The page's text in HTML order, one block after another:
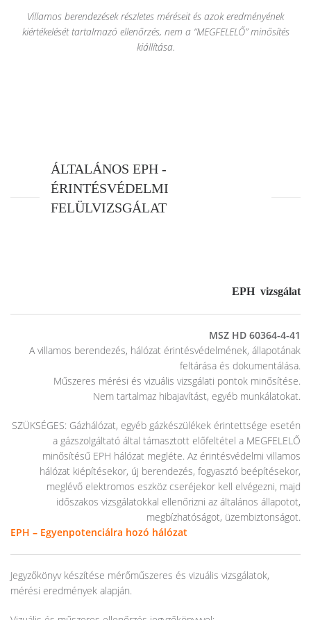
Villamos berendezések részletes méréseit és azok eredményének
kiértékelését tartalmazó ellenőrzés, nem a “MEGFELELŐ” minősítés
kiállítása.
ÁLTALÁNOS EPH -
ÉRINTÉSVÉDELMI
FELÜLVIZSGÁLAT
EPH vizsgálat
MSZ HD 60364-4-41
A villamos berendezés, hálózat érintésvédelmének, állapotának
feltárása és dokumentálása.
Műszeres mérési és vizuális vizsgálati pontok minősítése.
Nem tartalmaz hibajavítást, egyéb munkálatokat.
SZÜKSÉGES: Gázhálózat, egyéb gázkészülékek érintettsége esetén
a gázszolgáltató által támasztott előfeltétel a MEGFELELŐ
minősítésű EPH hálózat megléte. Az érintésvédelmi villamos
hálózat kiépítésekor, új berendezés, fogyasztó beépítésekor,
meglévő elektromos eszköz cseréjekor kell elvégezni, majd
időszakos vizsgálatokkal ellenőrizni az általános állapotot,
megbízhatóságot, üzembiztonságot.
EPH – Egyenpotenciálra hozó hálózat
Jegyzőkönyv készítése mérőműszeres és vizuális vizsgálatok,
mérési eredmények alapján.